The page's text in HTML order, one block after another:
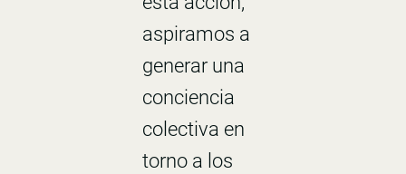
aspiramos a
generar una
conciencia
colectiva en
torno a los